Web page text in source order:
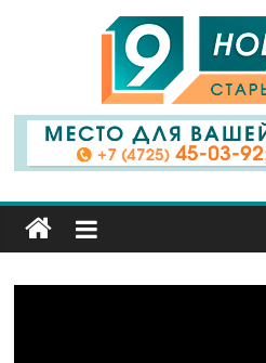
9
Канал
Старый